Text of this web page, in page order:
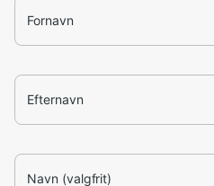
Fornavn
Efternavn
Navn (valgfrit)